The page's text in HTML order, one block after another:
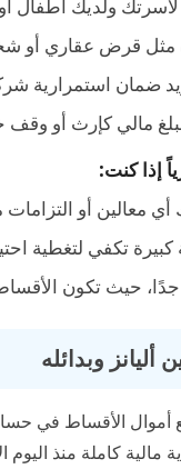
لأسرتك ولديك أطفال
مثل قرض عقاري أو
استمرارية
مالي كإرث أو
إذا كنت:
معالين أو التزامات
كبيرة تكفي لتغطية
حيث تكون
أليانز وبدائله
أموال الأقساط في